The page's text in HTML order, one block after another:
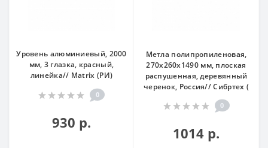
Уровень алюминиевый, 2000
мм, 3 глазка, красный,
линейка// Matrix (РИ)
0
930 р.
Метла полипропиленовая,
270х260х1490 мм, плоская
распушенная, деревянный
черенок, Россия// Сибртех (
0
1014 р.